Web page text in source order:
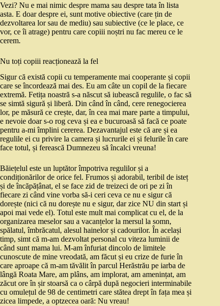
Vezi? Nu e mai nimic despre mama sau despre tata în lista
asta. E doar despre ei, sunt motive obiective (care țin de
dezvoltarea lor sau de mediu) sau subiective (ce le place, ce
vor, ce îi atrage) pentru care copiii noștri nu fac mereu ce le
cerem.
Nu toți copiii reacționează la fel
Sigur că există copii cu temperamente mai cooperante și copii
care se încordează mai des. Eu am câte un copil de la fiecare
extremă. Fetița noastră s-a născut să iubească regulile, o fac să
se simtă sigură și liberă. Din când în când, cere renegocierea
lor, pe măsură ce crește, dar, în cea mai mare parte a timpului,
e nevoie doar s-o rog ceva și ea e bucuroasă să facă ce poate
pentru a-mi împlini cererea. Dezavantajul este că are și ea
regulile ei cu privire la camera și lucrurile ei și felurile în care
face totul, și ferească Dumnezeu să încalci vreuna!
Băiețelul este un luptător împotriva regulilor și a
condiționărilor de orice fel. Frumos și adorabil, teribil de isteț
și de încăpățânat, el se face zid de treizeci de ori pe zi în
fiecare zi când vine vorba să-i ceri ceva ce nu e sigur că
dorește (nici că nu dorește nu e sigur, dar zice NU din start și
apoi mai vede el). Totul este mult mai complicat cu el, de la
organizarea meselor sau a vacanțelor la mersul la somn,
spălatul, îmbrăcatul, alesul hainelor și cadourilor. În același
timp, simt că m-am dezvoltat personal cu viteza luminii de
când sunt mama lui. M-am înfuriat dincolo de limitele
cunoscute de mine vreodată, am făcut și eu crize de furie în
care aproape că m-am tăvălit în parcul Herăstrău pe iarba de
lângă Roata Mare, am plâns, am implorat, am amenințat, am
zăcut ore în șir stoarsă ca o cârpă după negocieri interminabile
cu omulețul de 98 de centimetri care stătea drept în fața mea și
zicea limpede, a optzecea oară: Nu vreau!